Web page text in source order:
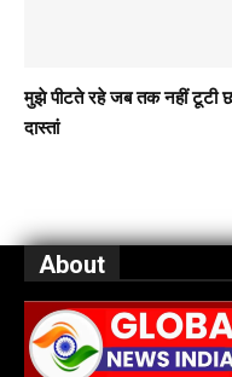
मुझे पीटते रहे जब तक नहीं टूटी
दास्तां
About